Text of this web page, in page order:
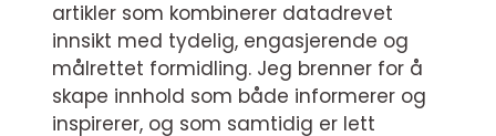
artikler som kombinerer datadrevet
innsikt med tydelig, engasjerende og
målrettet formidling. Jeg brenner for å
skape innhold som både informerer og
inspirerer, og som samtidig er lett